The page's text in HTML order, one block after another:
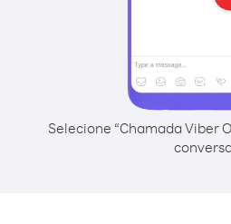
Selecione “Chamada Viber